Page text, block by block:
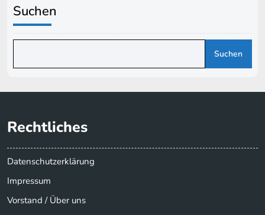
Suchen
Suchen
Rechtliches
Datenschutzerklärung
Impressum
Vorstand / Über uns